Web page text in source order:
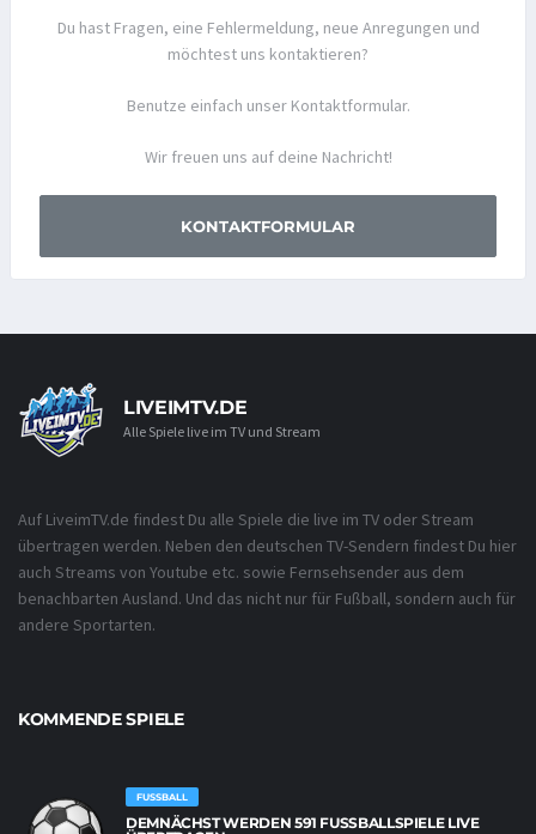
Du hast Fragen, eine Fehlermeldung, neue Anregungen und
möchtest uns kontaktieren?
Benutze einfach unser Kontaktformular.
Wir freuen uns auf deine Nachricht!
KONTAKTFORMULAR
LIVEIMTV.DE
Alle Spiele live im TV und Stream
Auf LiveimTV.de findest Du alle Spiele die live im TV oder Stream
übertragen werden. Neben den deutschen TV-Sendern findest Du hier
auch Streams von Youtube etc. sowie Fernsehsender aus dem
benachbarten Ausland. Und das nicht nur für Fußball, sondern auch für
andere Sportarten.
KOMMENDE SPIELE
FUSSBALL
DEMNÄCHST WERDEN 591 FUSSBALLSPIELE LIVE Ü